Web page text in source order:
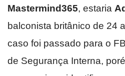
Mastermind365, estaria
balconista britânico de 24
caso foi passado para o
de Segurança Interna,